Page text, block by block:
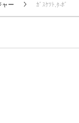
ャー ｶﾞｽｹﾂﾄ,ﾀ-ﾎﾞ